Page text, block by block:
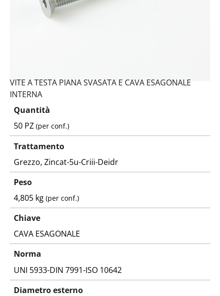
VITE A TESTA PIANA SVASATA E CAVA ESAGONALE
INTERNA
Quantità
50 PZ(per conf.)
Trattamento
Grezzo, Zincat-5u-Criii-Deidr
Peso
4,805 kg(per conf.)
Chiave
CAVA ESAGONALE
Norma
UNI 5933-DIN 7991-ISO 10642
Diametro esterno